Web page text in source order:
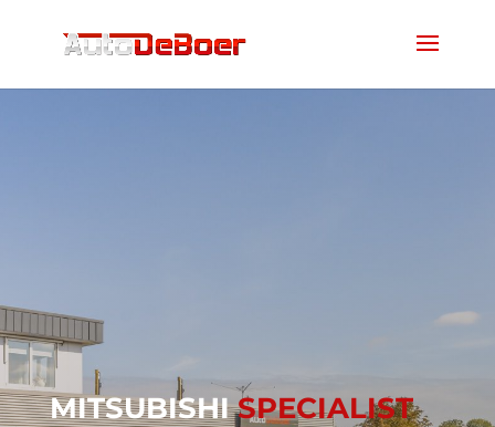
MITSUBISHISPECIALIST